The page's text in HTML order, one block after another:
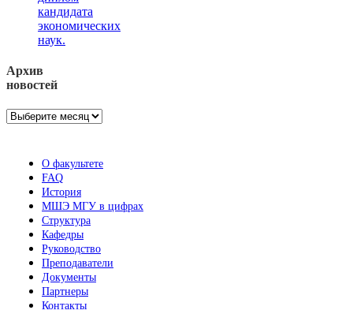
кандидата
экономических
наук.
Архив
новостей
Архив
О факультете
FAQ
История
МШЭ МГУ в цифрах
Структура
Кафедры
Руководство
Преподаватели
Документы
Партнеры
Контакты